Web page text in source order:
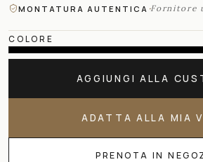
MONTATURA AUTENTICA ·Fornitore
COLORE
AGGIUNGI ALLA
ADATTA ALLA MIA
PRENOTA IN